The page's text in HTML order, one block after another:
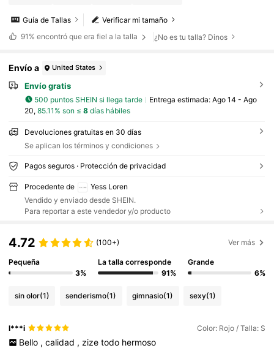
Verificar mi tamaño
Guía de Tallas
91% encontró que era fiel a la talla ¿No es tu talla? Dinos
Envío a United States
Envío gratis
500 puntos SHEIN si llega tarde Entrega estimada: Ago 14 - Ago
20, 85.11% son ≤ 8días hábiles
Devoluciones gratuitas en 30 días
Se aplican los términos y condiciones
Pagos seguros · Protección de privacidad
Procedente de
Yess Loren
Vendido y enviado desde SHEIN.
Para reportar a este vendedor y/o producto
4.72 (100+) Ver más
Pequeña
3%
La talla corresponde
91%
Grande
6%
sin olor(1) senderismo(1) gimnasio(1) sexy(1)
l***i Color: Rojo / Talla: S
Bello , calidad , zize todo hermoso